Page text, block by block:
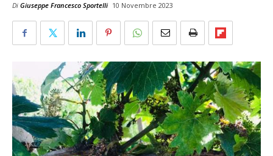
Di Giuseppe Francesco Sportelli 10 Novembre 2023